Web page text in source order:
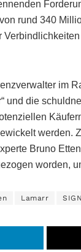
rund 340
im
und die
werden.
Bruno
worden,
Lamarr